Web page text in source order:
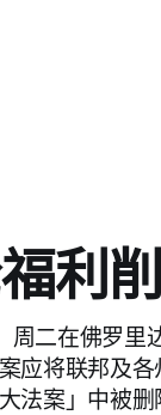
利
周二在佛罗里
应将联邦及
法案」中被